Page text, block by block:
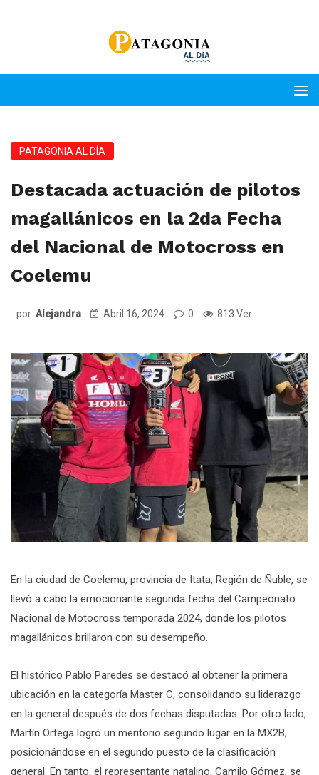
PATAGONIA AL DÍA
Destacada actuación de pilotos
magallánicos en la 2da Fecha
del Nacional de Motocross en
Coelemu
por: Alejandra Abril 16, 2024 0 813 Ver
En la ciudad de Coelemu, provincia de Itata, Región de Ñuble, se
llevó a cabo la emocionante segunda fecha del Campeonato
Nacional de Motocross temporada 2024, donde los pilotos
magallánicos brillaron con su desempeño.
El histórico Pablo Paredes se destacó al obtener la primera
ubicación en la categoría Master C, consolidando su liderazgo
en la general después de dos fechas disputadas. Por otro lado,
Martín Ortega logró un meritorio segundo lugar en la MX2B,
posicionándose en el segundo puesto de la clasificación
general. En tanto, el representante natalino, Camilo Gómez, se